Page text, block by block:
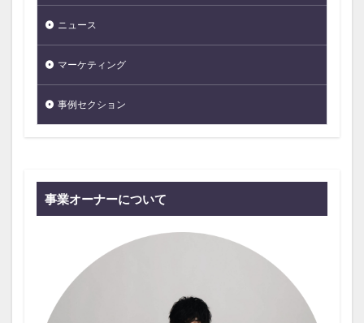
ニュース
マーケティング
事例セクション
事業オーナーについて